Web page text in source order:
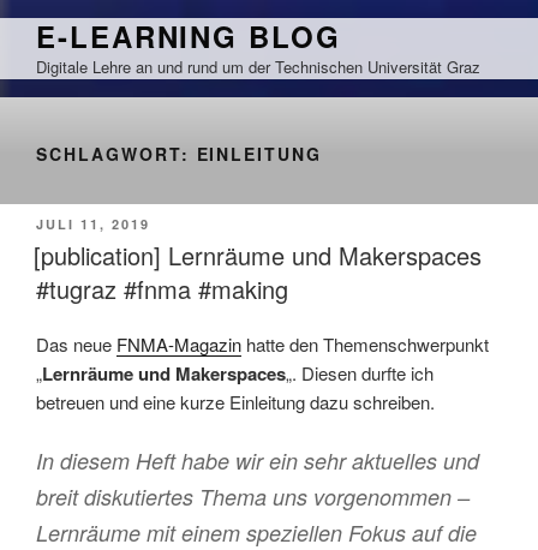
Zum
springen
E-LEARNING BLOG
Digitale Lehre an und rund um der Technischen Universität Graz
SCHLAGWORT: EINLEITUNG
VERÖFFENTLICHT
AM
JULI 11, 2019
[publication] Lernräume und Makerspaces
#tugraz #fnma #making
Das neue FNMA-Magazin hatte den Themenschwerpunkt
„Lernräume und Makerspaces„. Diesen durfte ich
betreuen und eine kurze Einleitung dazu schreiben.
In diesem Heft habe wir ein sehr aktuelles und
breit diskutiertes Thema uns vorgenommen –
Lernräume mit einem speziellen Fokus auf die